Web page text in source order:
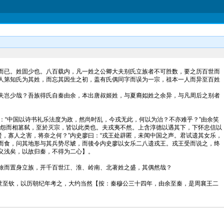
。姓固少也。八百载内，凡一姓之公卿大夫别氏立族者不可胜数，要之历百世而
知氏为其姓，而忘其因生之初，盖有氏偶同字而误为一宗，祖本一人而异至百姓
哉？吾族得氏自秦由余，本出唐叔姬姓，与夏裔姒姓之余异，与凡周后之别者
国以诗书礼乐法度为政，然尚时乱，今戎无此，何以为治？不亦难乎？”由余笑
相篡弑，至於灭宗，皆以此类也。夫戎夷不然。上含淳德以遇其下，下怀忠信以
人之害，将奈之何？”内史廖曰：“戎王处辟匿，未闻中国之声。君试遗其女乐，
，问其地形与其兵势尽虓，而後令内史廖以女乐二八遗戎王。戎王受而说之，终
矣，以故归秦，不得为二心】。
置身立族，开千百世江、淮、岭南、北著姓之盛，其偶然哉？
，以历朝纪年考之，大约当然【按：秦穆公三十四年，由余至秦，是周襄王二